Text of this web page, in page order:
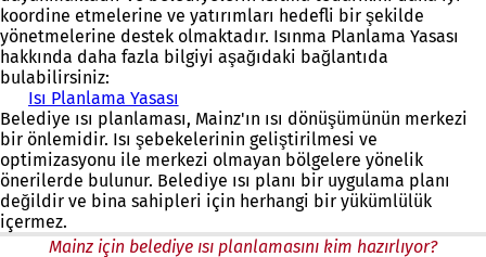
koordine etmelerine ve yatırımları hedefli bir şekilde
yönetmelerine destek olmaktadır. Isınma Planlama Yasası
hakkında daha fazla bilgiyi aşağıdaki bağlantıda
bulabilirsiniz:
Isı Planlama Yasası
Y
e
n
i
b
r
Belediye ısı planlaması, Mainz'ın ısı dönüşümünün merkezi
bir önlemidir. Isı şebekelerinin geliştirilmesi ve
optimizasyonu ile merkezi olmayan bölgelere yönelik
önerilerde bulunur. Belediye ısı planı bir uygulama planı
değildir ve bina sahipleri için herhangi bir yükümlülük
içermez.
Mainz için belediye ısı planlamasını kim hazırlıyor?